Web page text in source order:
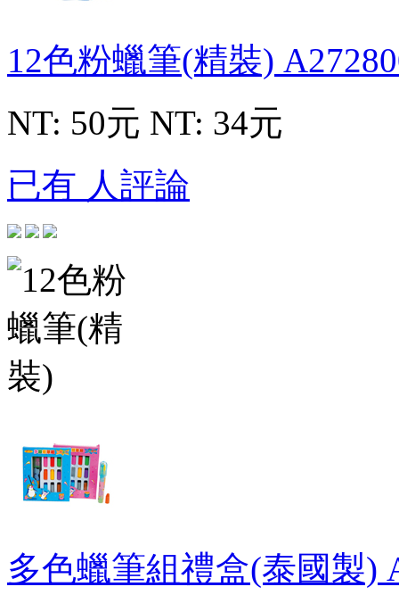
12色粉蠟筆(精裝)
NT: 50元 NT: 34元
已有 人評論
多色蠟筆組禮盒(泰國製)